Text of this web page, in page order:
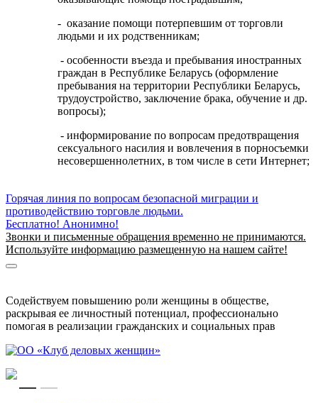
- оказание помощи потерпевшим от торговли
людьми и их родственникам;
- особенности въезда и пребывания иностранных
граждан в Республике Беларусь (оформление
пребывания на территории Республики Беларусь,
трудоустройство, заключение брака, обучение и др.
вопросы);
- информирование по вопросам предотвращения
сексуального насилия и вовлечения в порносъемки
несовершеннолетних, в том числе в сети Интернет;
Горячая линия по вопросам безопасной миграции и
противодействию торговле людьми.
Бесплатно! Анонимно!
Звонки и письменные обращения временно не принимаются.
Используйте информацию размещенную на нашем сайте!
Содействуем повышению роли женщины в обществе,
раскрывая ее личностный потенциал, профессионально
помогая в реализации гражданских и социальных прав
RUEN